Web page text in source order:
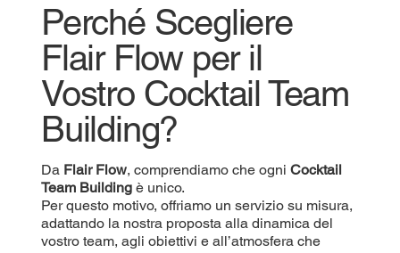
Perché Scegliere
Flair Flow per il
Vostro Cocktail Team
Building?
Da Flair Flow, comprendiamo che ogni Cocktail
Team Buildingè unico.
Per questo motivo, offriamo un servizio su misura,
adattando la nostra proposta alla dinamica del
vostro team, agli obiettivi e all’atmosfera che